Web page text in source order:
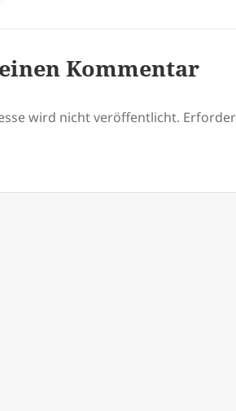
Kommentar
wird nicht veröffentlicht.